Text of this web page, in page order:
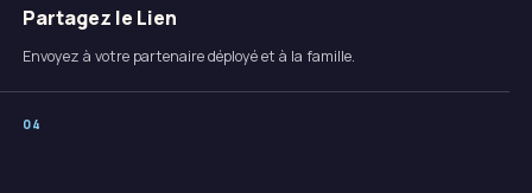
Partagez le Lien
Envoyez à votre partenaire déployé et à la famille.
04